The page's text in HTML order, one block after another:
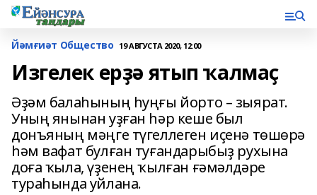
Йәмғиәт Общество 19 АВГУСТА 2020, 12:00
Изгелек ерҙә ятып ҡалмаҫ
Әҙәм балаһының һуңғы йорто – зыярат.
Уның янынан уҙған һәр кеше был
донъяның мәңге түгеллеген иҫенә төшөрә
һәм вафат булған туғандарыбыҙ рухына
доға ҡыла, үҙенең ҡылған ғәмәлдәре
тураһында уйлана.